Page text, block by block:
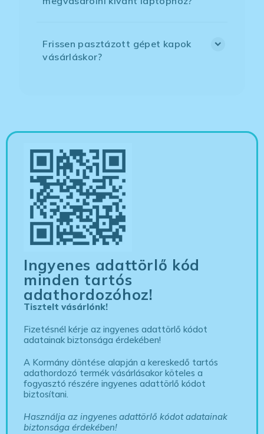
Frissen pasztázott gépet kapok
vásárláskor?
Ingyenes adattörlő kód
minden tartós
adathordozóhoz!
Tisztelt vásárlónk!
Fizetésnél kérje az ingyenes adattörlő kódot
adatainak biztonsága érdekében!
A Kormány döntése alapján a kereskedő tartós
adathordozó termék vásárlásakor köteles a
fogyasztó részére ingyenes adattörlő kódot
biztosítani.
Használja az ingyenes adattörlő kódot adatainak
biztonsága érdekében!